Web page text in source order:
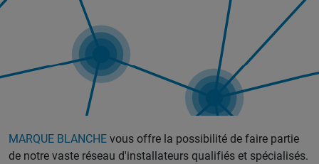
MARQUE BLANCHEvous offre la possibilité de faire partie
de notre vaste réseau d'installateurs qualifiés et spécialisés.